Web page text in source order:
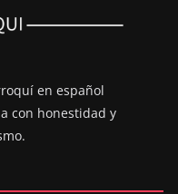
en español
con honestidad y